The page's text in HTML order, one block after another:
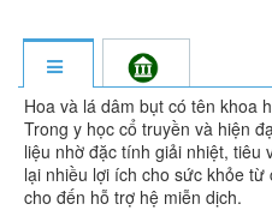
Hoa và lá dâm bụt có tên khoa
Trong y học cổ truyền và hiện
liệu nhờ đặc tính giải nhiệt, tiêu
lại nhiều lợi ích cho sức khỏe
cho đến hỗ trợ hệ miễn dịch.